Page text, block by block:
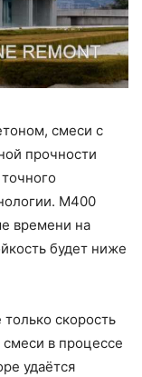
смеси с
прочности
М400
времени на
будет ниже
скорость
в процессе
удаётся